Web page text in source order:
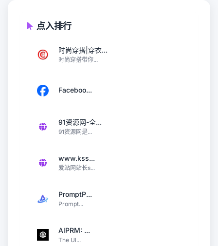
点入排行
时尚穿搭|穿衣...
时尚穿搭带你...
Faceboo...
91资源网-全...
91资源网是...
www.kss...
爱站网站长s...
PromptP...
Prompt...
AIPRM: ...
The Ul...